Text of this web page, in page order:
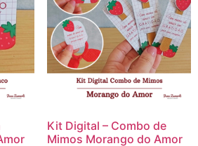
Kit Digital – Combo de
Mimos Morango do Amor